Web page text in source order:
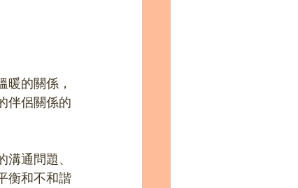
暖的關係，
伴侶關係的
通問題、
衡和不和諧